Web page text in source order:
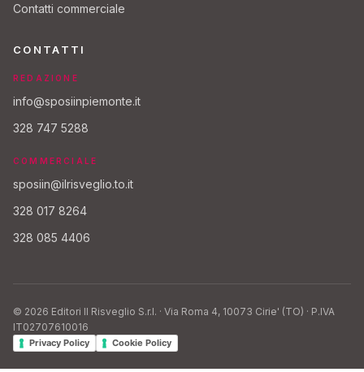
Contatti commerciale
CONTATTI
REDAZIONE
info@sposiinpiemonte.it
328 747 5288
COMMERCIALE
sposiin@ilrisveglio.to.it
328 017 8264
328 085 4406
© 2026 Editori Il Risveglio S.r.l. · Via Roma 4, 10073 Cirie' (TO) · P.IVA
IT02707610016
Privacy Policy Cookie Policy